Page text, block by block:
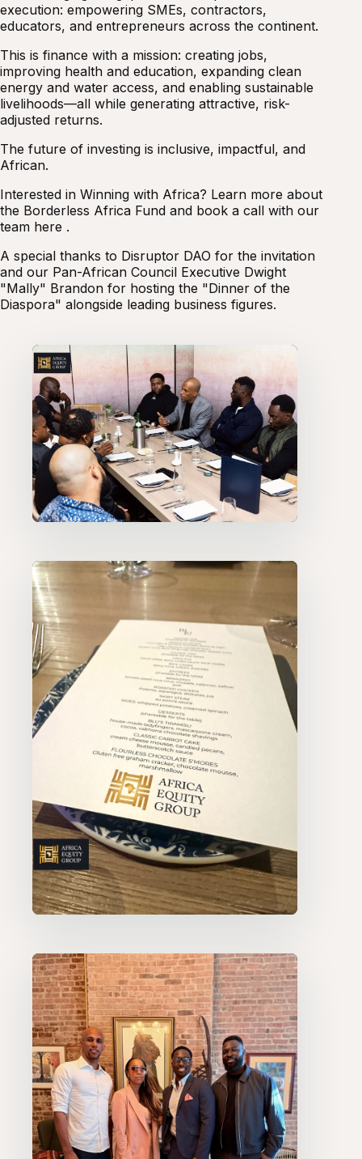
execution: empowering SMEs, contractors,
educators, and entrepreneurs across the continent.
This is finance with a mission: creating jobs,
improving health and education, expanding clean
energy and water access, and enabling sustainable
livelihoods—all while generating attractive, risk-
adjusted returns.
The future of investing is inclusive, impactful, and
African.
Interested in Winning with Africa? Learn more about
the Borderless Africa Fund and book a call with our
team here .
A special thanks to Disruptor DAO for the invitation
and our Pan-African Council Executive Dwight
"Mally" Brandon for hosting the "Dinner of the
Diaspora" alongside leading business figures.